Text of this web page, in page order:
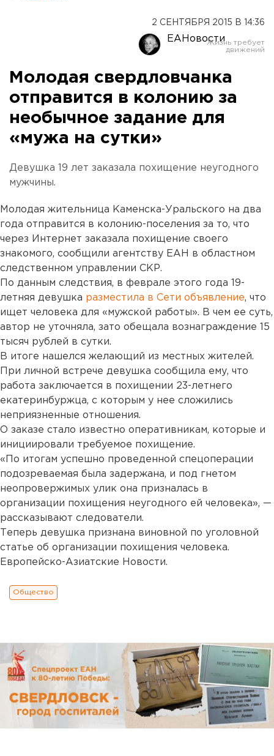
2 СЕНТЯБРЯ 2015 В 14:36
ЕАНовости
Молодая свердловчанка
отправится в колонию за
необычное задание для
«мужа на сутки»
Девушка 19 лет заказала похищение неугодного
мужчины.
Молодая жительница Каменска-Уральского на два
года отправится в колонию-поселения за то, что
через Интернет заказала похищение своего
знакомого, сообщили агентству ЕАН в областном
следственном управлении СКР.
По данным следствия, в феврале этого года 19-
летняя девушка разместила в Сети объявление, что
ищет человека для «мужской работы». В чем ее суть,
автор не уточняла, зато обещала вознаграждение 15
тысяч рублей в сутки.
В итоге нашелся желающий из местных жителей.
При личной встрече девушка сообщила ему, что
работа заключается в похищении 23-летнего
екатеринбуржца, с которым у нее сложились
неприязненные отношения.
О заказе стало известно оперативникам, которые и
инициировали требуемое похищение.
«По итогам успешно проведенной спецоперации
подозреваемая была задержана, и под гнетом
неопровержимых улик она призналась в
организации похищения неугодного ей человека», —
рассказывают следователи.
Теперь девушка признана виновной по уголовной
статье об организации похищения человека.
Европейско-Азиатские Новости.
Общество